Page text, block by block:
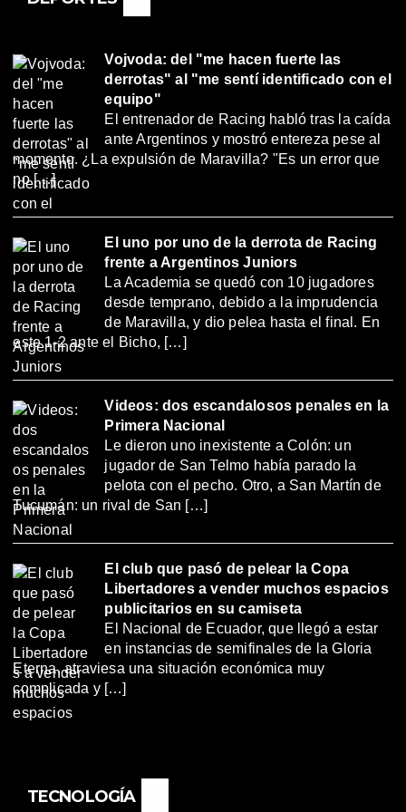
Vojvoda: del "me hacen fuerte las
derrotas" al "me sentí identificado con el
equipo"
El entrenador de Racing habló tras la caída
ante Argentinos y mostró entereza pese al
momento. ¿La expulsión de Maravilla? "Es un error que
no […]
El uno por uno de la derrota de Racing
frente a Argentinos Juniors
La Academia se quedó con 10 jugadores
desde temprano, debido a la imprudencia
de Maravilla, y dio pelea hasta el final. En
este 1-2 ante el Bicho, […]
Videos: dos escandalosos penales en la
Primera Nacional
Le dieron uno inexistente a Colón: un
jugador de San Telmo había parado la
pelota con el pecho. Otro, a San Martín de
Tucumán: un rival de San […]
El club que pasó de pelear la Copa
Libertadores a vender muchos espacios
publicitarios en su camiseta
El Nacional de Ecuador, que llegó a estar
en instancias de semifinales de la Gloria
Eterna, atraviesa una situación económica muy
complicada y […]
TECNOLOGÍA